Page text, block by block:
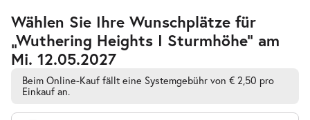
01.06.2027
19:30 Uhr
Tickets
Wuthering Heights I Sturmhöhe-
Wählen Sie Ihre Wunschplätze für
„Wuthering Heights I Sturmhöhe” am
Mi. 12.05.2027
Beim Online-Kauf fällt eine Systemgebühr von € 2,50 pro
Einkauf an.
Zur
barrierefreien
automatischen
Bestplatzwahl